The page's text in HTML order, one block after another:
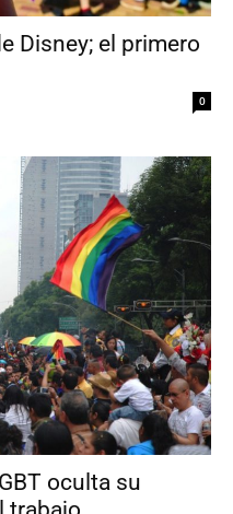
Disney; el primero
0
oculta su